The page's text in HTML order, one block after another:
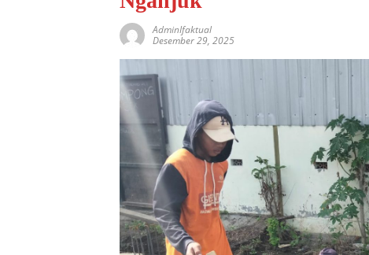
AdminIfaktual
Desember 29, 2025